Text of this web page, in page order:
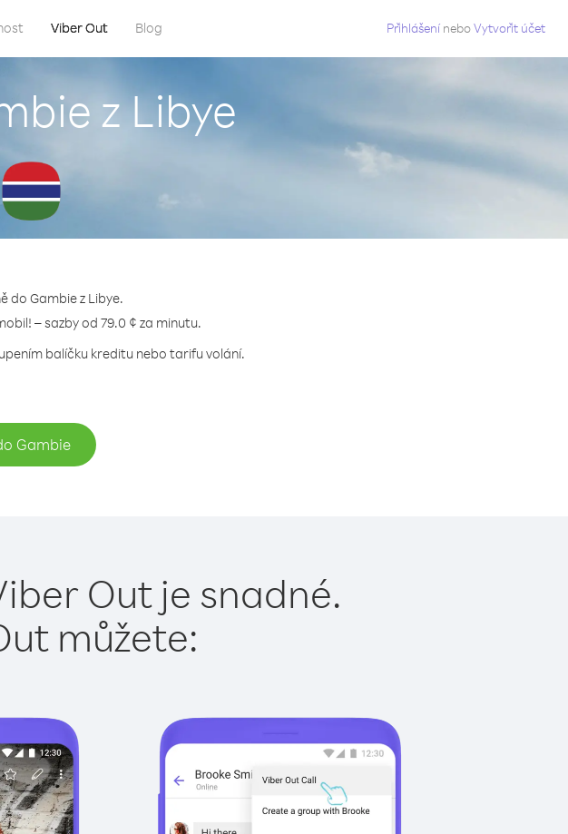
Viber Out Blog Přihlášení neboVytvořit účet
z Libye
do Gambie z Libye.
– sazby od 79.0 ¢ za minutu.
balíčku kreditu nebo tarifu volání.
Gambie
Out je snadné.
můžete: